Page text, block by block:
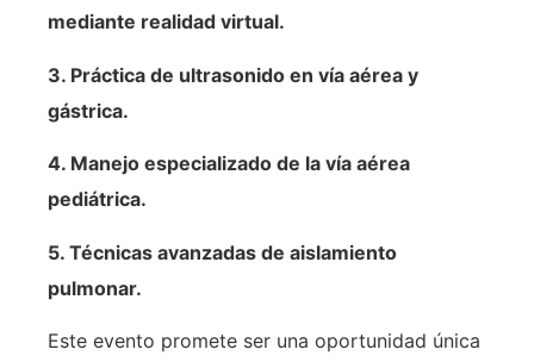
mediante realidad virtual.
3. Práctica de ultrasonido en vía aérea y
gástrica.
4. Manejo especializado de la vía aérea
pediátrica.
5. Técnicas avanzadas de aislamiento
pulmonar.
Este evento promete ser una oportunidad única